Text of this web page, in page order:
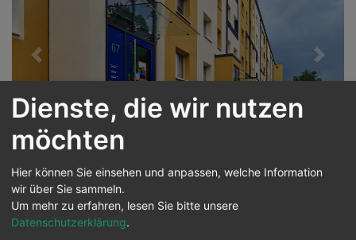
Previous Next
Balkon- und
Eingangsvorbauten
Dienste, die wir nutzen
möchten
Hier können Sie einsehen und anpassen, welche Information
wir über Sie sammeln.
Um mehr zu erfahren, lesen Sie bitte unsere
Datenschutzerklärung.